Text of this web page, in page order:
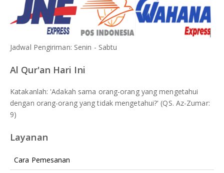
Jadwal Pengiriman: Senin - Sabtu
Al Qur'an Hari Ini
Katakanlah: 'Adakah sama orang-orang yang mengetahui
dengan orang-orang yang tidak mengetahui?' (QS. Az-Zumar:
9)
Layanan
Cara Pemesanan